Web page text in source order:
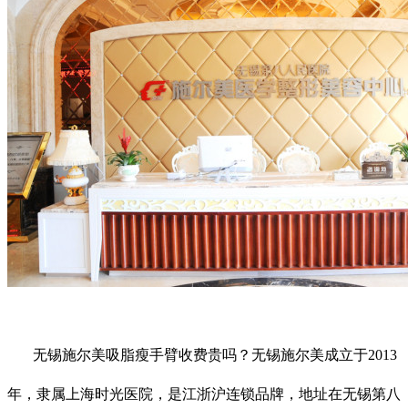
无锡施尔美吸脂瘦手臂收费贵吗？无锡施尔美成立于2013
年，隶属上海时光医院，是江浙沪连锁品牌，地址在无锡第八